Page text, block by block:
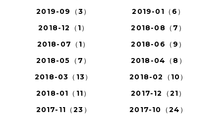
2019-09（3）
2019-01（6）
2018-12（1）
2018-08（7）
2018-07（1）
2018-06（9）
2018-05（7）
2018-04（8）
2018-03（13）
2018-02（10）
2018-01（11）
2017-12（21）
2017-11（23）
2017-10（24）